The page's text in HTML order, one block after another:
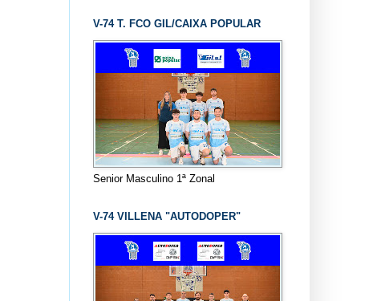
V-74 T. FCO GIL/CAIXA POPULAR
Senior Masculino 1ª Zonal
V-74 VILLENA "AUTODOPER"